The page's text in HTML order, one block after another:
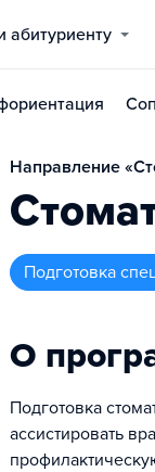
абитуриенту
Направление
подготовка
О
Подготовка
ассистировать